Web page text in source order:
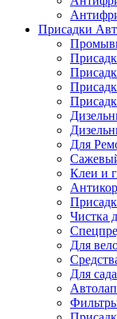
Присадки
Для
Клеи и
Антикор
Чистка
Для
Для сада